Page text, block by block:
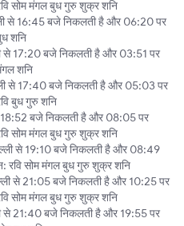
सोम मंगल बुध गुरु शुक्र शनि
से 16:45 बजे निकलती है और 06:20 पर
शनि
17:20 बजे निकलती है और 03:51 पर
शनि
से 17:40 बजे निकलती है और 05:03 पर
बुध गुरु शनि
बजे निकलती है और 08:05 पर
सोम मंगल बुध गुरु शुक्र शनि
से 19:10 बजे निकलती है और 08:49
रवि सोम मंगल बुध गुरु शुक्र शनि
से 21:05 बजे निकलती है और 10:25 पर
सोम मंगल बुध गुरु शुक्र शनि
से 21:40 बजे निकलती है और 19:55 पर